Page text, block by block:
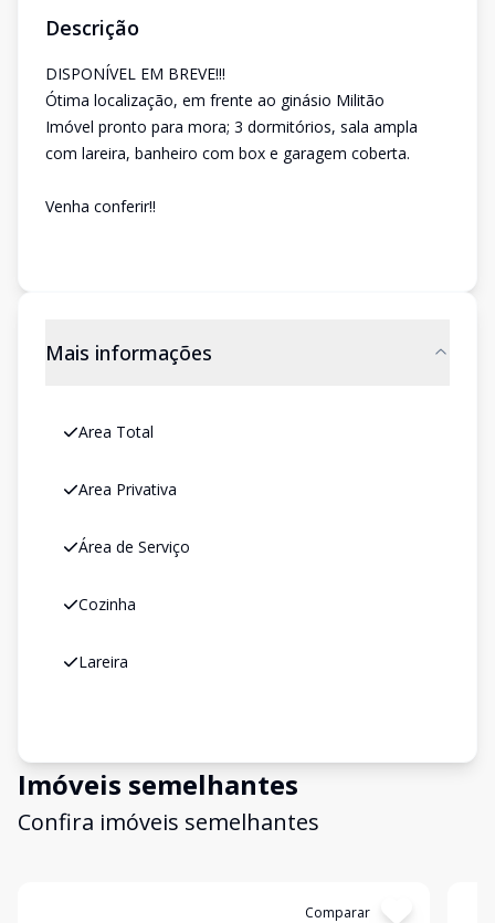
Descrição
DISPONÍVEL EM BREVE!!!
Ótima localização, em frente ao ginásio Militão
Imóvel pronto para mora; 3 dormitórios, sala ampla
com lareira, banheiro com box e garagem coberta.
Venha conferir!!
Mais informações
Area Total
Area Privativa
Área de Serviço
Cozinha
Lareira
Imóveis semelhantes
Confira imóveis semelhantes
Comparar